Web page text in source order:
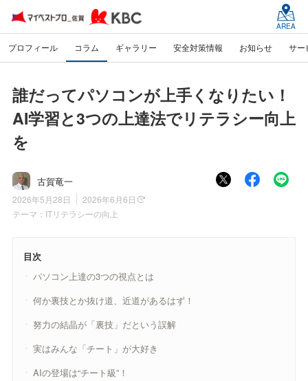
AREA
プロフィール コラム ギャラリー 安全対策情報 お知らせ サー
誰だってパソコンが上手くなりたい！
AI学習と3つの上達法でリテラシー向上
を
古賀竜一
2026年5月28日
2026年6月6日
テーマ： ITリテラシーの向上
目次
パソコン上達の3つの視点とは
何か裏技とか抜け道、近道があるはず！
努力の結晶が「裏技」だという誤解
実はみんな「チート」が大好き
AIの登場は“チート級”！